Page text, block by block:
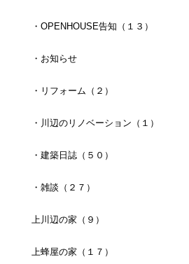
・OPENHOUSE告知（１３）
・お知らせ
・リフォーム（２）
・川辺のリノベーション（１）
・建築日誌（５０）
・雑談（２７）
上川辺の家（９）
上蜂屋の家（１７）